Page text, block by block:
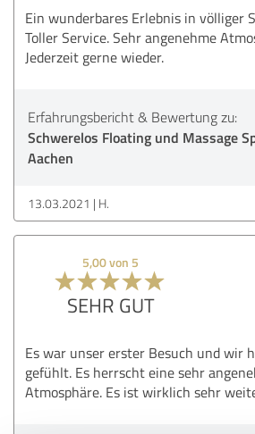
Ein wunderbares Erlebnis in völliger
Toller Service. Sehr angenehme
Jederzeit gerne wieder.
Erfahrungsbericht & Bewertung zu:
Schwerelos Floating und Massage
Aachen
13.03.2021 H.
5,00 von 5
SEHR GUT
Es war unser erster Besuch und wir
gefühlt. Es herrscht eine sehr
Atmosphäre. Es ist wirklich sehr